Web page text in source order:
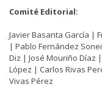
Comité Editorial:
Javier Basanta García |
| Pablo Fernández
Diz | José Mouriño Díaz
López | Carlos Rivas
Vivas Pérez